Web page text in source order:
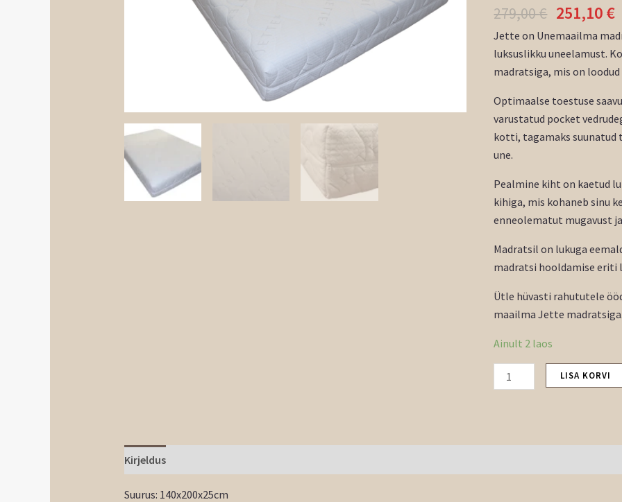
279,00€ 251,10€
Jette on Unemaailma
luksuslikku uneelamust.
madratsiga, mis on
Optimaalse toestuse
varustatud pocket
kotti, tagamaks suunatud
une.
Pealmine kiht on kaetud
kihiga, mis kohaneb sinu
enneolematut mugavust
Madratsil on lukuga
madratsi hooldamise eriti
Ütle hüvasti rahututele
maailma Jette
Ainult 2 laos
LISA KORVI
Kirjeldus
Suurus: 140x200x25cm